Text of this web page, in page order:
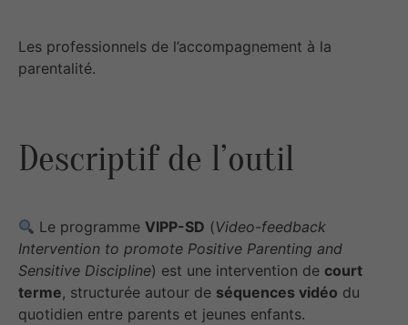
Les professionnels de l’accompagnement à la
parentalité.
Descriptif de l’outil
Le programmeVIPP-SD (Video-feedback
Intervention to promote Positive Parenting and
Sensitive Discipline) est une intervention de court
terme, structurée autour de séquences vidéo du
quotidien entre parents et jeunes enfants.